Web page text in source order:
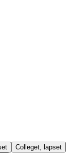
Colleget, lapset